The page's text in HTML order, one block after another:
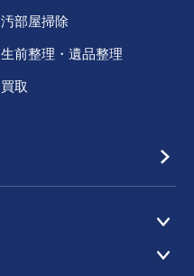
汚部屋掃除
生前整理・遺品整理
買取